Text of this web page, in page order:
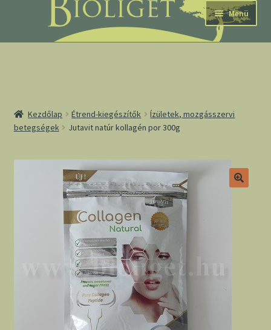
navigációhoz
tartalomba
Menü
Kezdőlap Étrend-kiegészítők
Ízületek, mozgásszervi
betegségek
Jutavit natúr kollagén por 300g